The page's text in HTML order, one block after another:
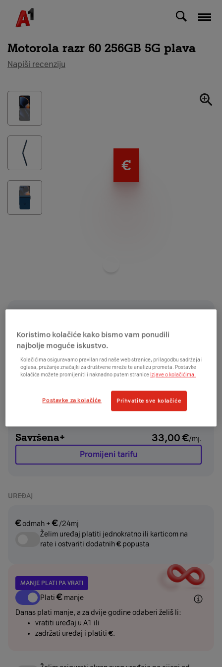
Svi uređaji
Motorola razr 60 256GB 5G plava
Napiši recenziju
€
Pregled narudžbe
Cijene su prikazane uz ugovornu obvezu na 24 mjeseca
Savršena+ 33,00€/mj.
Promijeni tarifu
UREĐAJ
€odmah + € /24mj
Želim uređaj platiti jednokratno ili karticom na
rate i ostvariti dodatnih€ popusta
MANJE PLATI PA VRATI
Plati€ manje
Danas plati manje, a za dvije godine odaberi želiš li:
vratiti uređaj u A1 ili
zadržati uređaj i platiti €.
Koristimo kolačiće kako bismo vam ponudili
najbolje moguće iskustvo.
Kolačićima osiguravamo pravilan rad naše web stranice, prilagodbu sadržaja i
oglasa, pružanje značajki za društvene mreže te analizu prometa. Postavke
kolačića možete promijeniti i naknadno putem stranice Izjave o kolačićima.
Postavke za kolačiće Prihvatite sve kolačiće